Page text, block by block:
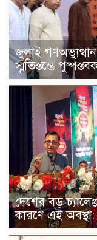
জুলাই
স্মৃতিস্তম্ভে
দেশের বড়
কারণে এই অবস্থা: